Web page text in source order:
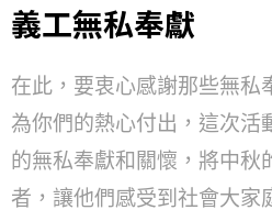
義工無私奉獻
在此，要衷心感謝那些無私
為你們的熱心付出，這次活
的無私奉獻和關懷，將中秋
者，讓他們感受到社會大家